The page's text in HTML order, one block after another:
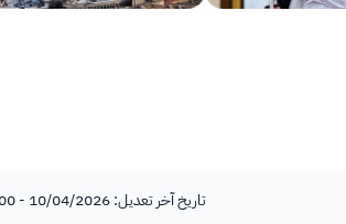
تاريخ آخر تعديل: 10/04/2026 - 2:00 م بتوقيت السعودية